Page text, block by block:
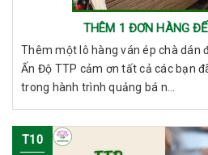
THÊM 1 ĐƠN HÀNG
Thêm một lô hàng ván ép chà dán
Ấn Độ TTP cảm ơn tất cả các bạn
trong hành trình quảng bá n...
T10